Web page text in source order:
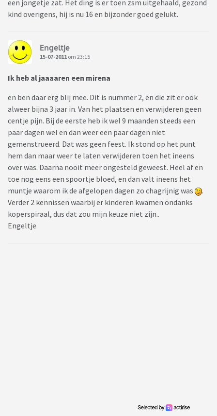
een jongetje zat. Het ding is er toen zsm uitgehaald, gezond
kind overigens, hij is nu 16 en bijzonder goed gelukt.
Engeltje
15-07-2011 om 23:15
Ik heb al jaaaaren een mirena
en ben daar erg blij mee. Dit is nummer 2, en die zit er ook
alweer bijna 3 jaar in. Van het plaatsen en verwijderen geen
centje pijn. Bij de eerste heb ik wel 9 maanden steeds een
paar dagen wel en dan weer een paar dagen niet
gemenstrueerd. Dat was geen feest. Ik stond op het punt
hem dan maar weer te laten verwijderen toen het ineens
over was. Daarna nooit meer ongesteld geweest. Heel af en
toe nog eens een spoortje bloed, en dan valt ineens het
muntje waarom ik de afgelopen dagen zo chagrijnig was
.
Verder 2 kennissen waarbij er kinderen kwamen ondanks
koperspiraal, dus dat zou mijn keuze niet zijn..
Engeltje